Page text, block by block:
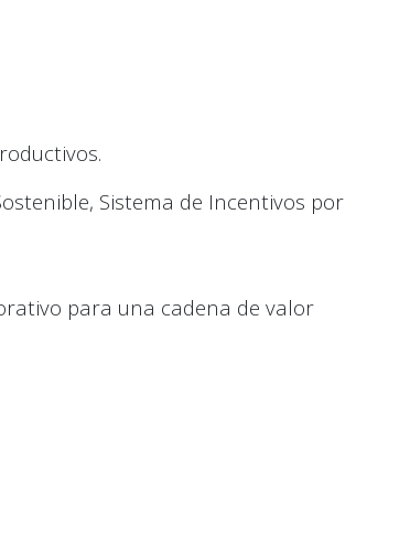
Sistema de Incentivos por
para una cadena de valor